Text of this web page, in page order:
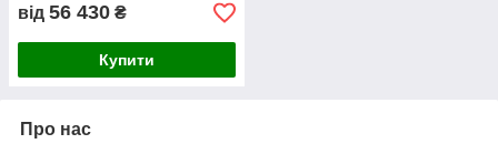
від 56 430 ₴
Купити
Про нас